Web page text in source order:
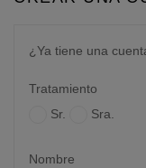
¿Ya tiene una
Tratamiento
Sr.
Sra.
Nombre